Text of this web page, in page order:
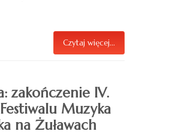
Czytaj więcej...
zakończenie IV.
Muzyka
na Żuławach